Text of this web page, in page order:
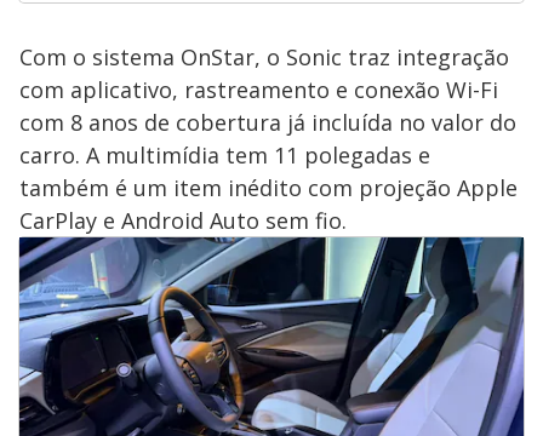
Com o sistema OnStar, o Sonic traz integração
com aplicativo, rastreamento e conexão Wi-Fi
com 8 anos de cobertura já incluída no valor do
carro. A multimídia tem 11 polegadas e
também é um item inédito com projeção Apple
CarPlay e Android Auto sem fio.